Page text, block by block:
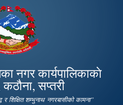
नगर कार्यपालिकाकाे
कठौना, सप्तरी
शिक्षित शम्भुनाथ नगरबासीको कामना”